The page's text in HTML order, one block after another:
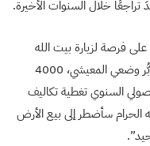
خلال السنوات الأخيرة.
فرصة لزيارة بيت الله
الحرام، لكن الحال صعب جدًّا ولا أستطيع تدبُّر وضعي المعيشي، 4000
السنوي تغطية تكاليف
الحرام سأضطر إلى بيع الأرض